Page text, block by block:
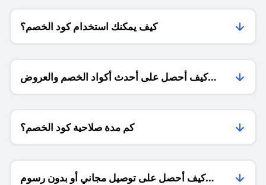
كيف يمكنك استخدام كود الخصم؟
كيف أحصل على أحدث أكواد الخصم والعروض
للمتاجر؟
كم مدة صلاحية كود الخصم؟
كيف أحصل على توصيل مجاني أو بدون رسوم